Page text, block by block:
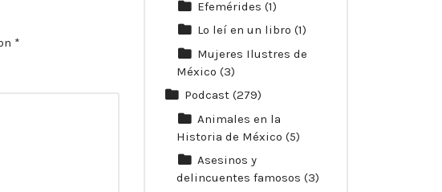
*
Efemérides (1)
Lo leí en un libro (1)
Mujeres Ilustres de
México (3)
Podcast(279)
Animales en la
Historia de México (5)
Asesinos y
delincuentes famosos (3)